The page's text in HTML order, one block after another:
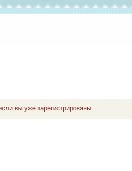
вы уже зарегистрированы.